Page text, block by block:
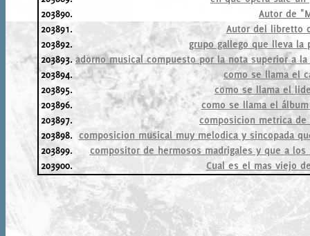
203890.
Autor de
203891.
Autor del libretto
203892.
grupo gallego que lleva la
203893. adorno musical compuesto por la nota superior a
203894.
como se llama el
203895.
como se llama el
203896.
como se llama el
203897.
composicion metrica
203898. composicion musical muy melodica y sincopada
203899.
compositor de hermosos madrigales y que a
203900.
Cual es el mas viejo